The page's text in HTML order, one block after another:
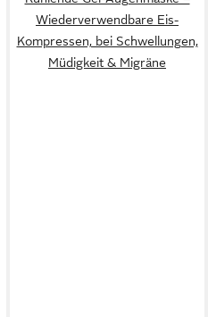
Wiederverwendbare Eis-
Kompressen, bei Schwellungen,
Müdigkeit & Migräne